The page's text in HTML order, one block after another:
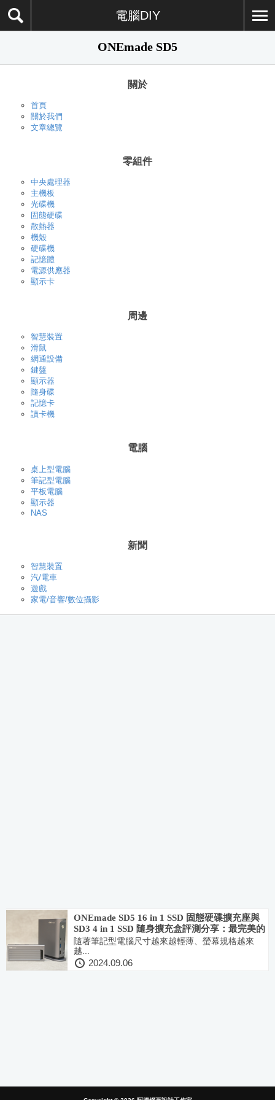
電腦DIY
ONEmade SD5
關於
首頁
關於我們
文章總覽
零組件
中央處理器
主機板
光碟機
固態硬碟
散熱器
機殼
硬碟機
記憶體
電源供應器
顯示卡
周邊
智慧裝置
滑鼠
網通設備
鍵盤
顯示器
隨身碟
記憶卡
讀卡機
電腦
桌上型電腦
筆記型電腦
平板電腦
顯示器
NAS
新聞
智慧裝置
汽/電車
遊戲
家電/音響/數位攝影
ONEmade SD5 16 in 1 SSD 固態硬碟擴充座與
SD3 4 in 1 SSD 隨身擴充盒評測分享：最完美的
USB外接盒
隨著筆記型電腦尺寸越來越輕薄、螢幕規格越來
越...
2024.09.06